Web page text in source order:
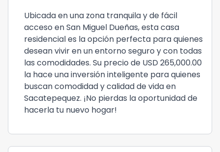
Ubicada en una zona tranquila y de fácil
acceso en San Miguel Dueñas, esta casa
residencial es la opción perfecta para quienes
desean vivir en un entorno seguro y con todas
las comodidades. Su precio de USD 265,000.00
la hace una inversión inteligente para quienes
buscan comodidad y calidad de vida en
Sacatepequez. ¡No pierdas la oportunidad de
hacerla tu nuevo hogar!